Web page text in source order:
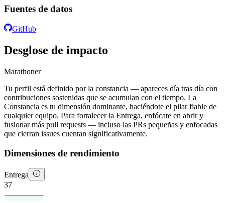
Fuentes de datos
GitHub
Desglose de impacto
Marathoner
Tu perfil está definido por la constancia — apareces día tras día con
contribuciones sostenidas que se acumulan con el tiempo. La
Constancia es tu dimensión dominante, haciéndote el pilar fiable de
cualquier equipo. Para fortalecer la Entrega, enfócate en abrir y
fusionar más pull requests — incluso las PRs pequeñas y enfocadas
que cierran issues cuentan significativamente.
Dimensiones de rendimiento
Entrega
37